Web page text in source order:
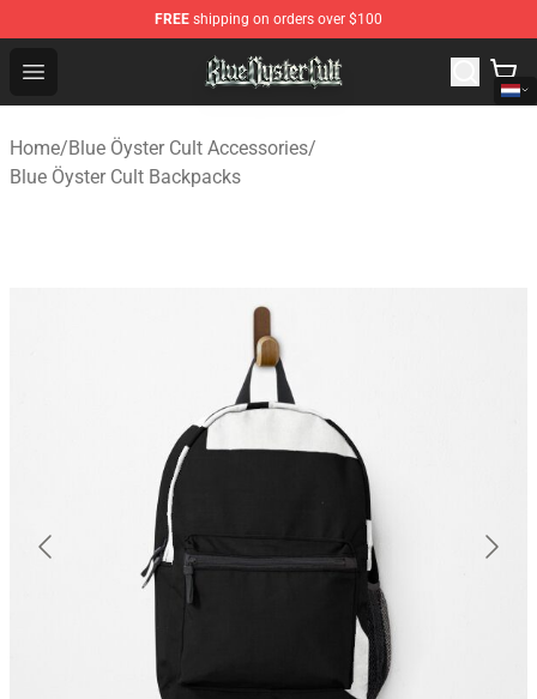
FREE shipping on orders over $100
Open menu
Blue Öyster Cult Store - Official Blue Öyster Cult
Home/Blue Öyster Cult Accessories/
Blue Öyster Cult Backpacks